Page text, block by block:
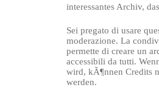
interessantes Archiv,
Sei pregato di usare
moderazione. La
permette di creare un
accessibili da tutti.
wird, kÃ¶nnen Credits
werden.